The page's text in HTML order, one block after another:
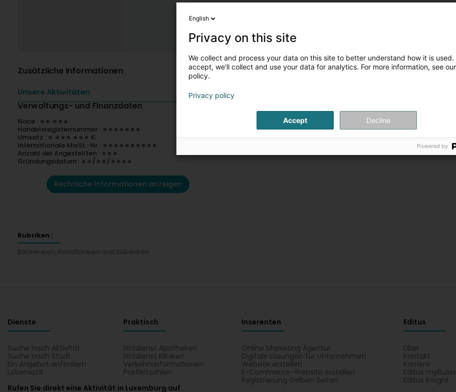
Zusätzliche Informationen
Unsere Aktivitäten
Verwaltungs- und Finanzdaten
Nace : ∗∗.∗∗∗
Handelsregisternummer : ∗∗∗∗∗∗∗
Umsatz : ∗ ∗∗∗ ∗∗∗ €
Internationale MwSt.-Nr : ∗∗∗∗∗∗∗∗∗∗
Anzahl der Angestellten : ∗∗∗
Gründungsdatum : ∗∗/∗∗/∗∗∗∗
Rechtliche Informationen anzeigen
Rubriken :
Bäckereien, Konditoreien und Süßwaren
Dienste
Suche nach Aktivität
Suche nach Stadt
Ein Angebot anfordern
Lebensstill
Praktisch
Notdienst Apotheken
Notdienst Kliniken
Verkehrsinformationen
Postleitzahlen
Inserenten
Online Marketing Agentur
Digitale Lösungen für Unternehmen
Website erstellen
E-Commerce-Website erstellen
Registrierung Gelben Seiten
Editus
Über
Kontakt
Karriere
Editus
Editus Insight
Rufen Sie direkt eine Aktivität in Luxemburg auf
English
Privacy on this site
We collect and process your data on this site to better understand how it is used.
accept, we'll collect and use your data for analytics. For more information, see
policy.
Privacy policy
Accept Decline
Powered by